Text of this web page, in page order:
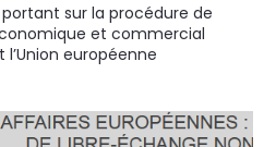
sur la procédure de
et commercial
européenne